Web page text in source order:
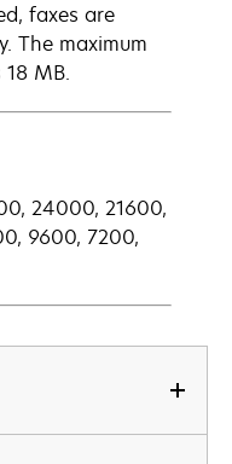
faxes are
The maximum
MB.
24000, 21600,
9600, 7200,